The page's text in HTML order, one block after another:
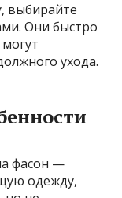
выбирайте
Они быстро
ухода.
фасон —
одежду,